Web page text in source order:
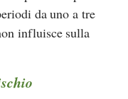
da uno a tre
influisce sulla